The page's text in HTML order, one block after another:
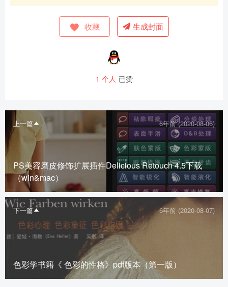
收藏 生成封面
1 个人 已赞
上一篇 6年前 (2020-08-06)
PS美容磨皮修饰扩展插件Delicious Retouch 4.5下载
（win&mac）
下一篇 6年前 (2020-08-07)
色彩学书籍《 色彩的性格》pdf版本（第一版）